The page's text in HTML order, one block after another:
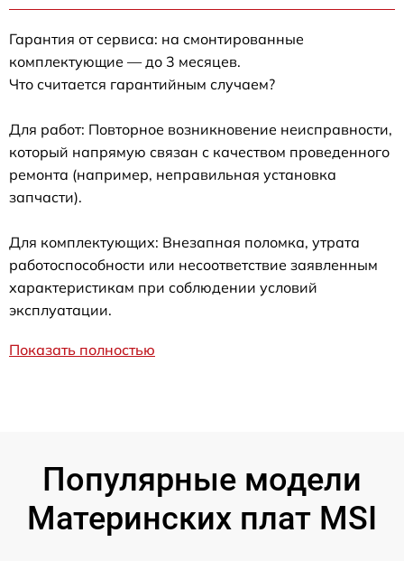
Гарантия от сервиса: на смонтированные
комплектующие — до 3 месяцев.
Что считается гарантийным случаем?
Для работ: Повторное возникновение неисправности,
который напрямую связан с качеством проведенного
ремонта (например, неправильная установка
запчасти).
Для комплектующих: Внезапная поломка, утрата
работоспособности или несоответствие заявленным
характеристикам при соблюдении условий
эксплуатации.
Показать полностью
Популярные модели
Материнских плат MSI